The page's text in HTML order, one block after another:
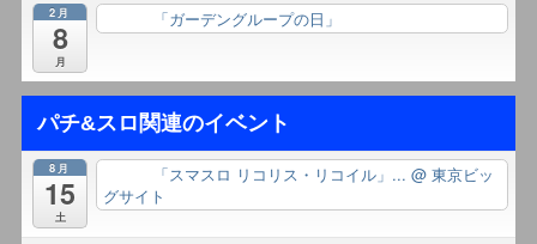
2月
8
月
「ガーデングループの日」
パチ&スロ関連のイベント
8月
15
土
「スマスロ リコリス・リコイル」... @ 東京ビッ
グサイト